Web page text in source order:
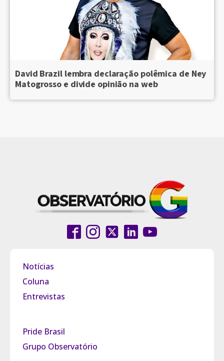
David Brazil lembra declaração polêmica de Ney
Matogrosso e divide opinião na web
Notícias
Coluna
Entrevistas
Pride Brasil
Grupo Observatório